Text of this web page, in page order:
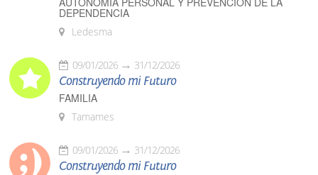
DEPENDENCIA
Ledesma
09/01/2026 31/12/2026
Construyendo mi Futuro
FAMILIA
Tamames
09/01/2026 31/12/2026
Construyendo mi Futuro